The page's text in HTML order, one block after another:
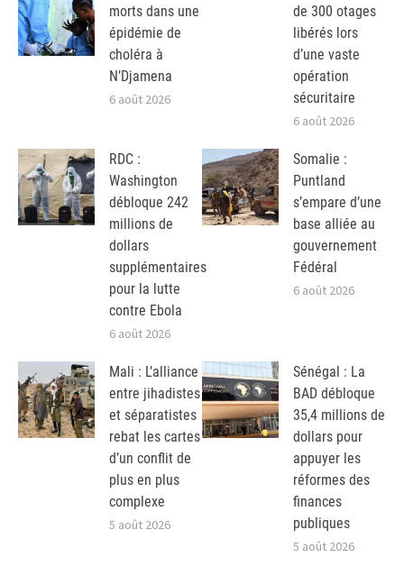
morts dans une
épidémie de
choléra à
N’Djamena
6 août 2026
de 300 otages
libérés lors
d’une vaste
opération
sécuritaire
6 août 2026
RDC :
Washington
débloque 242
millions de
dollars
supplémentaires
pour la lutte
contre Ebola
6 août 2026
Somalie :
Puntland
s’empare d’une
base alliée au
gouvernement
Fédéral
6 août 2026
Mali : L’alliance
entre jihadistes
et séparatistes
rebat les cartes
d’un conflit de
plus en plus
complexe
5 août 2026
Sénégal : La
BAD débloque
35,4 millions de
dollars pour
appuyer les
réformes des
finances
publiques
5 août 2026